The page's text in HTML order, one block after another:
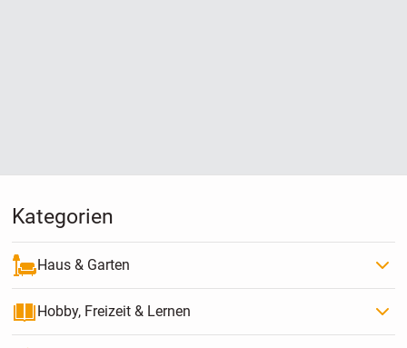
Kategorien
Haus & Garten
Hobby, Freizeit & Lernen